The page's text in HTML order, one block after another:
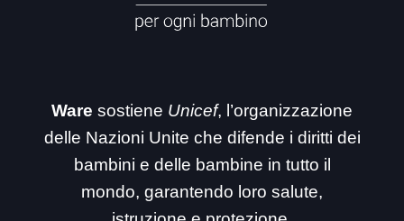
Ware sostiene Unicef, l’organizzazione
delle Nazioni Unite che difende i diritti dei
bambini e delle bambine in tutto il
mondo, garantendo loro salute,